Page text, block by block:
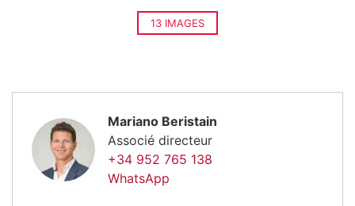
13 IMAGES
Mariano Beristain
Associé directeur
+34 952 765 138
WhatsApp